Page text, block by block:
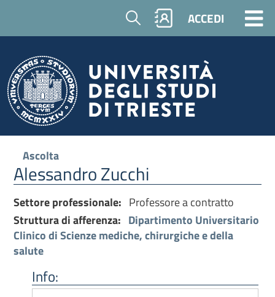
Cerca ACCEDI
Ascolta
Alessandro Zucchi
Settore professionale: Professore a contratto
Struttura di afferenza: Dipartimento Universitario
Clinico di Scienze mediche, chirurgiche e della
salute
Info: